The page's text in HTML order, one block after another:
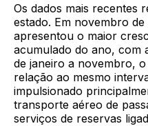
Os dados mais recentes
estado. Em novembro
apresentou o maior
acumulado do ano, com
de janeiro a novembro,
relação ao mesmo
impulsionado
transporte aéreo de
serviços de reservas